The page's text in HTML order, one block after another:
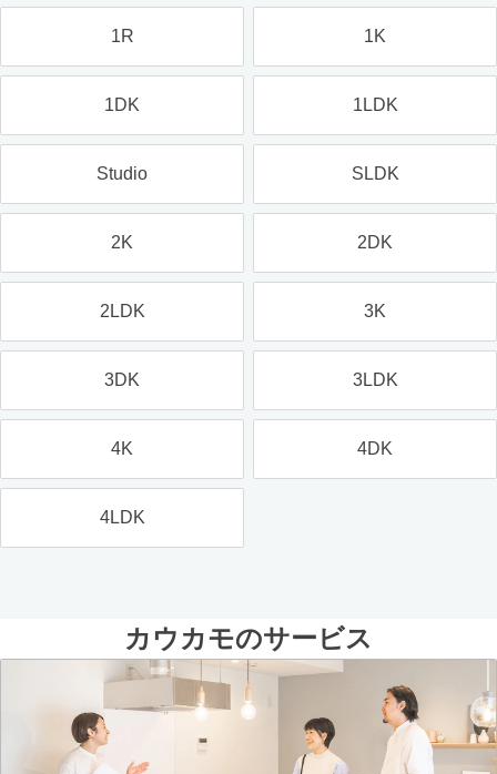
1R 1K
1DK 1LDK
Studio SLDK
2K 2DK
2LDK 3K
3DK 3LDK
4K 4DK
4LDK
カウカモのサービス